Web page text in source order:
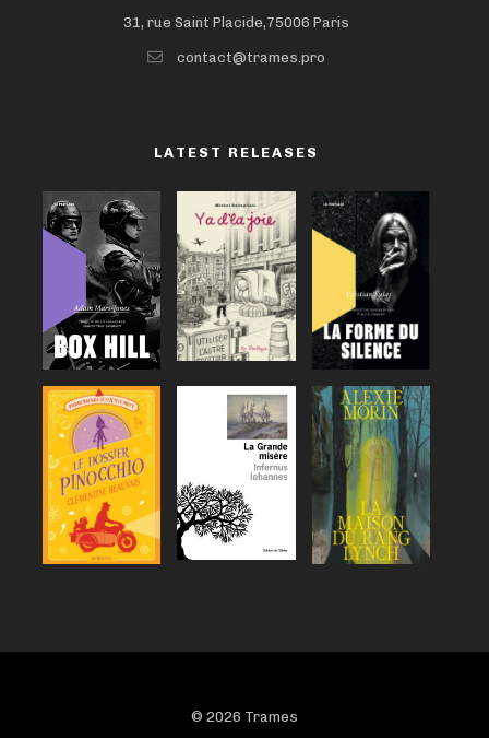
31, rue Saint Placide,75006 Paris
contact@trames.pro
LATEST RELEASES
© 2026 Trames